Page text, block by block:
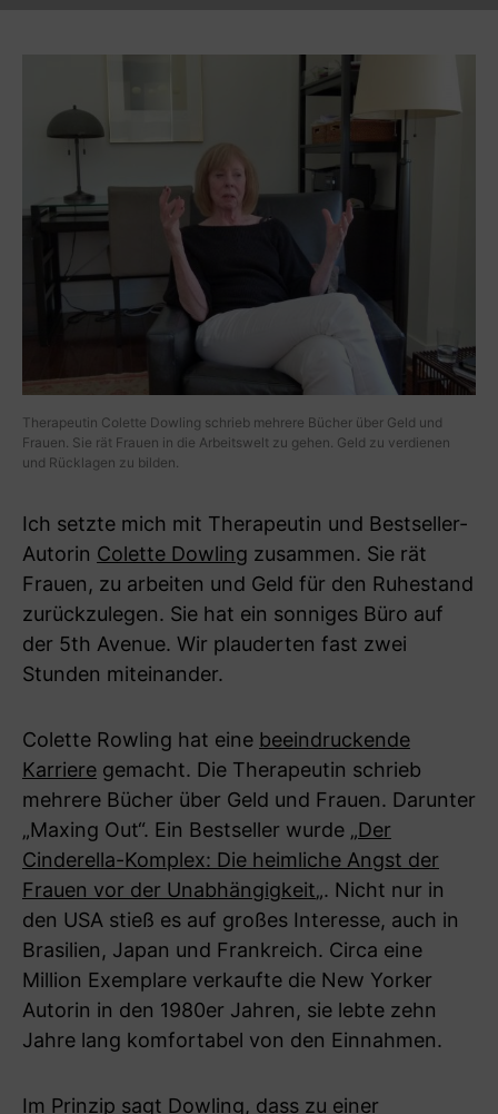
Therapeutin Colette Dowling schrieb mehrere Bücher über Geld und
Frauen. Sie rät Frauen in die Arbeitswelt zu gehen. Geld zu verdienen
und Rücklagen zu bilden.
Ich setzte mich mit Therapeutin und Bestseller-
Autorin Colette Dowling zusammen. Sie rät
Frauen, zu arbeiten und Geld für den Ruhestand
zurückzulegen. Sie hat ein sonniges Büro auf
der 5th Avenue. Wir plauderten fast zwei
Stunden miteinander.
Colette Rowling hat eine beeindruckende
Karriere gemacht. Die Therapeutin schrieb
mehrere Bücher über Geld und Frauen. Darunter
„Maxing Out“. Ein Bestseller wurde „Der
Cinderella-Komplex: Die heimliche Angst der
Frauen vor der Unabhängigkeit„. Nicht nur in
den USA stieß es auf großes Interesse, auch in
Brasilien, Japan und Frankreich. Circa eine
Million Exemplare verkaufte die New Yorker
Autorin in den 1980er Jahren, sie lebte zehn
Jahre lang komfortabel von den Einnahmen.
Im Prinzip sagt Dowling, dass zu einer